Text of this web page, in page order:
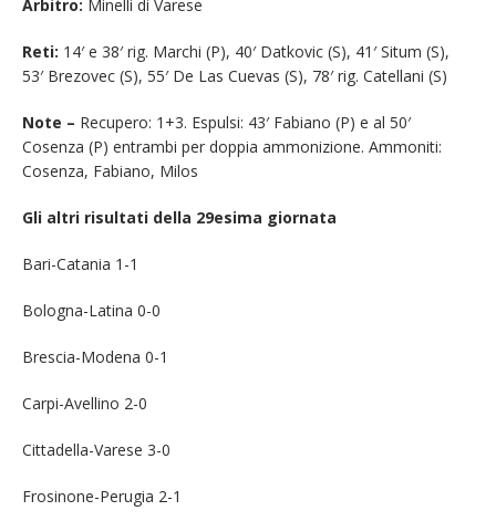
Arbitro: Minelli di Varese
Reti: 14′ e 38′ rig. Marchi (P), 40′ Datkovic (S), 41′ Situm (S),
53′ Brezovec (S), 55′ De Las Cuevas (S), 78′ rig. Catellani (S)
Note – Recupero: 1+3. Espulsi: 43′ Fabiano (P) e al 50′
Cosenza (P) entrambi per doppia ammonizione. Ammoniti:
Cosenza, Fabiano, Milos
Gli altri risultati della 29esima giornata
Bari-Catania 1-1
Bologna-Latina 0-0
Brescia-Modena 0-1
Carpi-Avellino 2-0
Cittadella-Varese 3-0
Frosinone-Perugia 2-1